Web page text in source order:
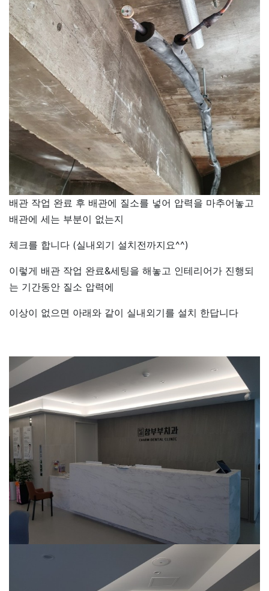
배관 작업 완료 후 배관에 질소를 넣어 압력을 마추어놓고
배관에 세는 부분이 없는지
체크를 합니다 (실내외기 설치전까지요^^)
이렇게 배관 작업 완료&세팅을 해놓고 인테리어가 진행되
는 기간동안 질소 압력에
이상이 없으면 아래와 같이 실내외기를 설치 한답니다